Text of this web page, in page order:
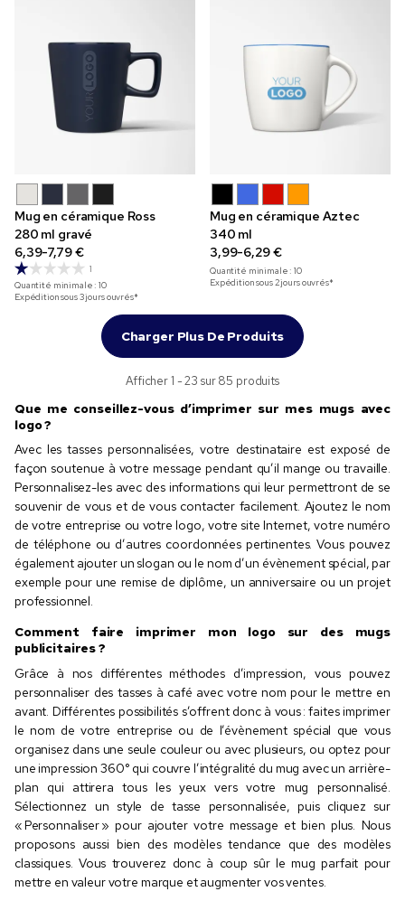
Mug en céramique Ross
280 ml gravé
6,39-7,79 €
1
Quantité minimale :10
Expédition sous 3 jours ouvrés*
Mug en céramique Aztec
340 ml
3,99-6,29 €
Quantité minimale :10
Expédition sous 2 jours ouvrés*
Charger Plus De Produits
Afficher 1 - 23 sur 85 produits
Que me conseillez-vous d’imprimer sur mes mugs avec
logo ?
Avec les tasses personnalisées, votre destinataire est exposé de
façon soutenue à votre message pendant qu’il mange ou travaille.
Personnalisez-les avec des informations qui leur permettront de se
souvenir de vous et de vous contacter facilement. Ajoutez le nom
de votre entreprise ou votre logo, votre site Internet, votre numéro
de téléphone ou d’autres coordonnées pertinentes. Vous pouvez
également ajouter un slogan ou le nom d’un évènement spécial, par
exemple pour une remise de diplôme, un anniversaire ou un projet
professionnel.
Comment faire imprimer mon logo sur des mugs
publicitaires ?
Grâce à nos différentes méthodes d’impression, vous pouvez
personnaliser des tasses à café avec votre nom pour le mettre en
avant. Différentes possibilités s’offrent donc à vous : faites imprimer
le nom de votre entreprise ou de l’évènement spécial que vous
organisez dans une seule couleur ou avec plusieurs, ou optez pour
une impression 360° qui couvre l’intégralité du mug avec un arrière-
plan qui attirera tous les yeux vers votre mug personnalisé.
Sélectionnez un style de tasse personnalisée, puis cliquez sur
« Personnaliser » pour ajouter votre message et bien plus. Nous
proposons aussi bien des modèles tendance que des modèles
classiques. Vous trouverez donc à coup sûr le mug parfait pour
mettre en valeur votre marque et augmenter vos ventes.